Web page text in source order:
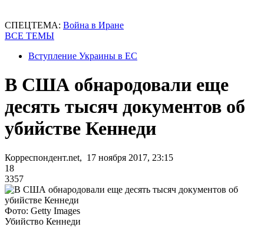
СПЕЦТЕМА: Война в Иране
ВСЕ ТЕМЫ
Вступление Украины в ЕС
В США обнародовали еще
десять тысяч документов об
убийстве Кеннеди
Корреспондент.net, 17 ноября 2017, 23:15
18
3357
Фото: Getty Images
Убийство Кеннеди